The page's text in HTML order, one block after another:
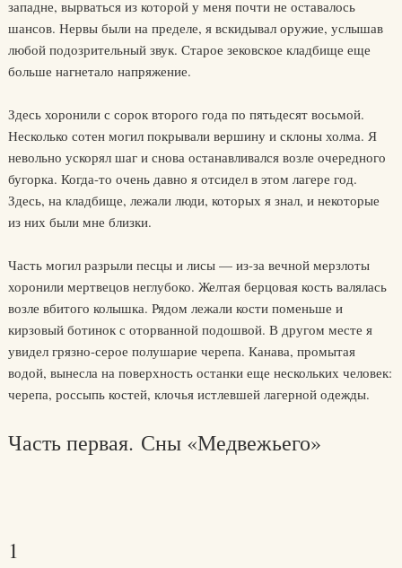
западне, вырваться из которой у меня почти не оставалось
шансов. Нервы были на пределе, я вскидывал оружие, услышав
любой подозрительный звук. Старое зековское кладбище еще
больше нагнетало напряжение.
Здесь хоронили с сорок второго года по пятьдесят восьмой.
Несколько сотен могил покрывали вершину и склоны холма. Я
невольно ускорял шаг и снова останавливался возле очередного
бугорка. Когда-то очень давно я отсидел в этом лагере год.
Здесь, на кладбище, лежали люди, которых я знал, и некоторые
из них были мне близки.
Часть могил разрыли песцы и лисы — из-за вечной мерзлоты
хоронили мертвецов неглубоко. Желтая берцовая кость валялась
возле вбитого колышка. Рядом лежали кости поменьше и
кирзовый ботинок с оторванной подошвой. В другом месте я
увидел грязно-серое полушарие черепа. Канава, промытая
водой, вынесла на поверхность останки еще нескольких человек:
черепа, россыпь костей, клочья истлевшей лагерной одежды.
Часть первая. Сны «Медвежьего»
1